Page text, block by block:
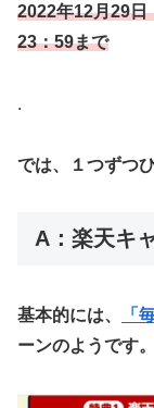
2022年12月29日
23：59まで
.
では、１つずつ
A：楽天キ
基本的には、 「
ーンのようです。